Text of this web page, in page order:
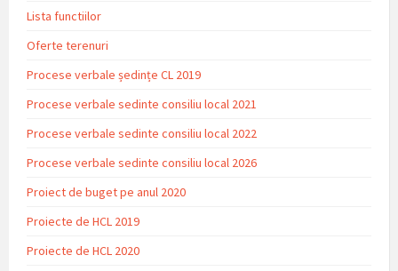
Lista functiilor
Oferte terenuri
Procese verbale ședințe CL 2019
Procese verbale sedinte consiliu local 2021
Procese verbale sedinte consiliu local 2022
Procese verbale sedinte consiliu local 2026
Proiect de buget pe anul 2020
Proiecte de HCL 2019
Proiecte de HCL 2020